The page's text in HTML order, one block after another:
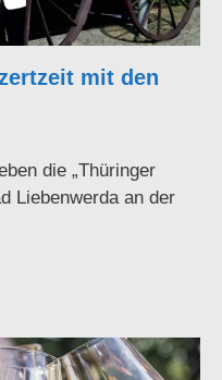
mit den
die „Thüringer
Liebenwerda an der